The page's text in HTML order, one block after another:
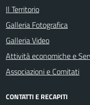
Il Territorio
Galleria Fotografica
Galleria Video
Attività economiche e
Associazioni e Comitati
CONTATTI E RECAPITI